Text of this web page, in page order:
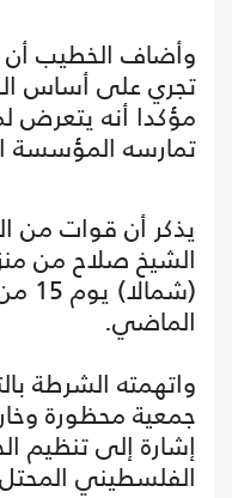
وأضاف الخطيب أن
تجري على أساس
مؤكدا أنه
تمارسه المؤسسة
يذكر أن قوات من
الشيخ صلاح من
الماضي.
واتهمته الشرطة
جمعية محظورة
إشارة إلى تنظيم
الفلسطيني